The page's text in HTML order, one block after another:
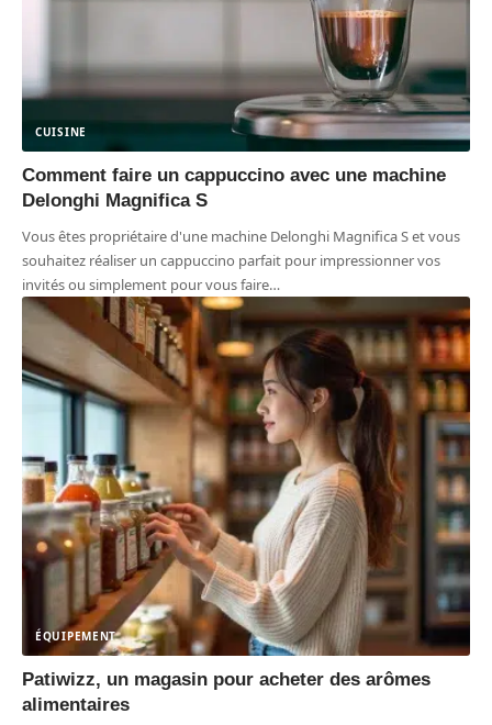
CUISINE
Comment faire un cappuccino avec une machine
Delonghi Magnifica S
Vous êtes propriétaire d'une machine Delonghi Magnifica S et vous
souhaitez réaliser un cappuccino parfait pour impressionner vos
invités ou simplement pour vous faire…
ÉQUIPEMENT
Patiwizz, un magasin pour acheter des arômes
alimentaires